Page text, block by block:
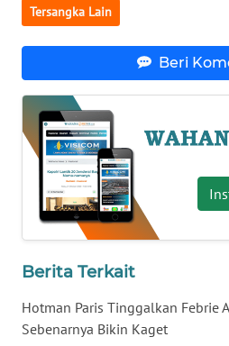
Tersangka Lain
Beri
Berita Terkait
Hotman Paris Tinggalkan Febrie
Sebenarnya Bikin Kaget
SULTRA
WN
NTB
WN
WN
SULBAR